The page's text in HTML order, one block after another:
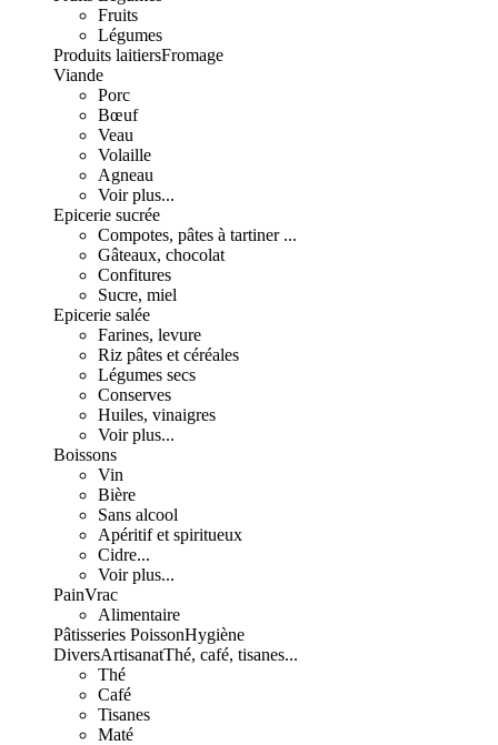
Fruits
Légumes
Produits laitiersFromage
Viande
Porc
Bœuf
Veau
Volaille
Agneau
Voir plus...
Epicerie sucrée
Compotes, pâtes à tartiner ...
Gâteaux, chocolat
Confitures
Sucre, miel
Epicerie salée
Farines, levure
Riz pâtes et céréales
Légumes secs
Conserves
Huiles, vinaigres
Voir plus...
Boissons
Vin
Bière
Sans alcool
Apéritif et spiritueux
Cidre...
Voir plus...
PainVrac
Alimentaire
Pâtisseries PoissonHygiène
DiversArtisanatThé, café, tisanes...
Thé
Café
Tisanes
Maté